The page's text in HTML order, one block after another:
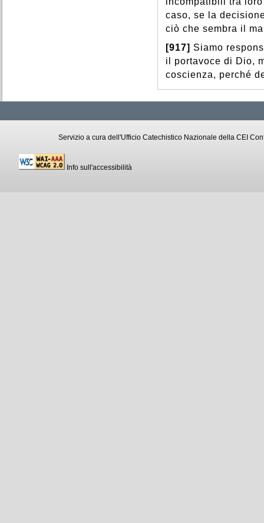
caso, se la
ciò che sembra il
[917] Siamo
il portavoce di Dio,
coscienza, perché
Servizio a cura dell'Ufficio Catechistico Nazionale della CEI
Info sull'accessibilità